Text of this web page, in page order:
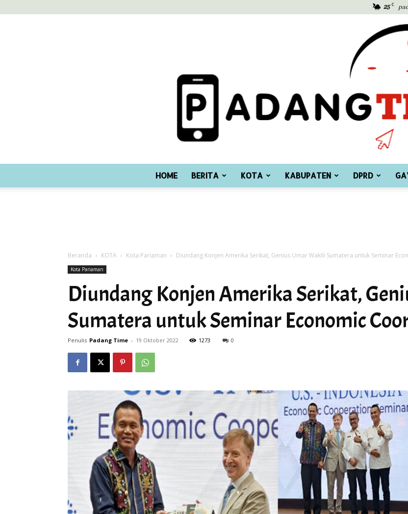
25 C
Time
HOME BERITA KOTA KABUPATEN DPRD
Beranda KOTA Kota Pariaman Diundang Konjen Amerika Serikat, Genius Umar Wakili Sumatera untuk Seminar
Kota Pariaman
Diundang Konjen Amerika Serikat,
Sumatera untuk Seminar Economic
Penulis Padang Time - 19 Oktober 2022 1273 0